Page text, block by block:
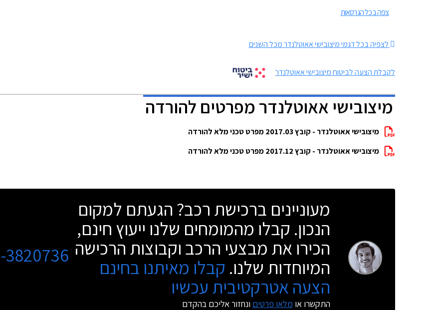
צפה בכל הגרסאות
לצפיה בכל דגמי מיצובישי אאוטלנדר מכל השנים
לקבלת הצעה לביטוח מיצובישי אאוטלנדר
מיצובישי אאוטלנדר מפרטים להורדה
מיצובישי אאוטלנדר - קובץ 2017.03 מפרט טכני מלא להורדה
מיצובישי אאוטלנדר - קובץ 2017.12 מפרט טכני מלא להורדה
מעוניינים ברכישת רכב? הגעתם למקום
הנכון. קבלו מהמומחים שלנו ייעוץ חינם,
הכירו את מבצעי הרכב וקבוצות הרכישה
המיוחדות שלנו. קבלו מאיתנו בחינם
הצעה אטרקטיבית עכשיו
התקשרו או מלאו פרטים ונחזור אליכם בהקדם
3820736